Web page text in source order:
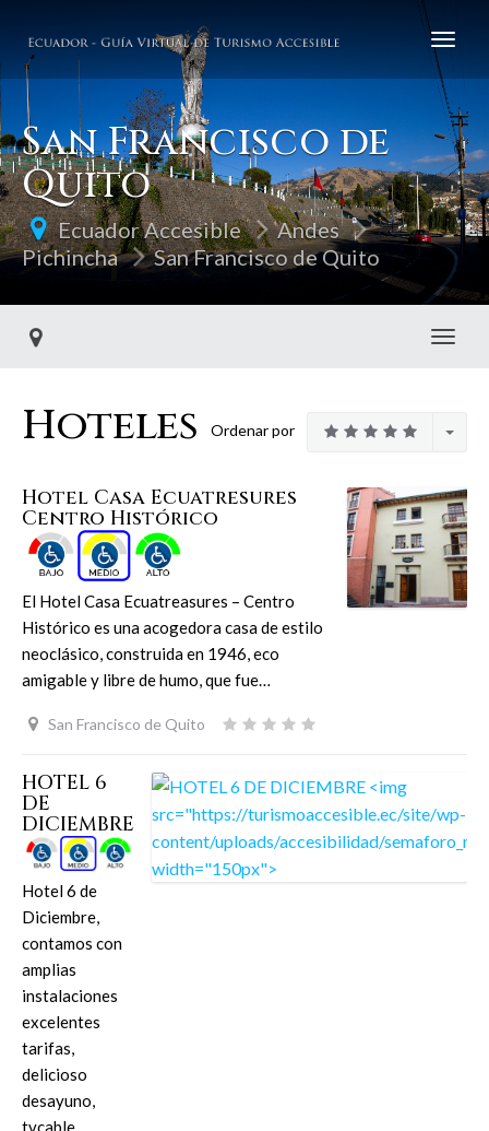
San Francisco de
Quito
Ecuador Accesible
Andes
Pichincha
San Francisco de Quito
Hoteles Ordenar por
Hotel Casa Ecuatresures
Centro Histórico
El Hotel Casa Ecuatreasures – Centro
Histórico es una acogedora casa de estilo
neoclásico, construida en 1946, eco
amigable y libre de humo, que fue…
San Francisco de Quito
HOTEL 6
DE
DICIEMBRE
Hotel 6 de
Diciembre,
contamos con
amplias
instalaciones
excelentes
tarifas,
delicioso
desayuno,
tvcable